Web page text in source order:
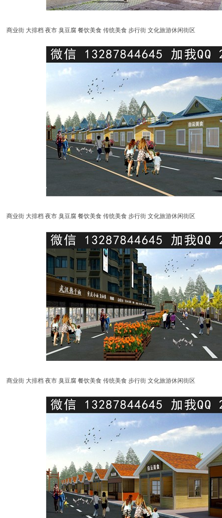
商业街 大排档 夜市 臭豆腐 餐饮美食 传统美食 步行街 文化旅游休闲街区
商业街 大排档 夜市 臭豆腐 餐饮美食 传统美食 步行街 文化旅游休闲街区
商业街 大排档 夜市 臭豆腐 餐饮美食 传统美食 步行街 文化旅游休闲街区